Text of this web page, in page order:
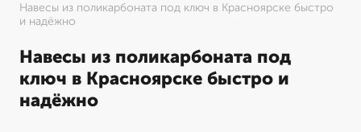
Навесы из поликарбоната под ключ в Красноярске быстро
и надёжно
Навесы из поликарбоната под
ключ в Красноярске быстро и
надёжно